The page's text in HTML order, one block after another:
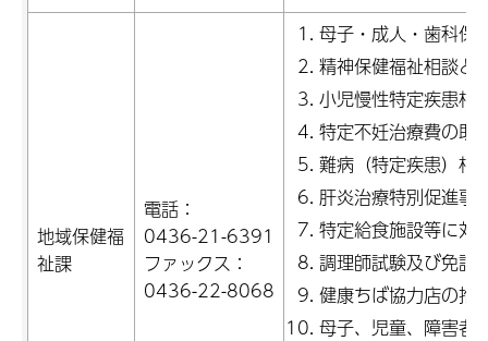
地域保健福
祉課
電話：
0436-21-6391
ファックス：
0436-22-8068
母子・成人・歯科保
精神保健福祉相談と
小児慢性特定疾患相
特定不妊治療費の助
難病（特定疾患）相
肝炎治療特別促進事
特定給食施設等に対
調理師試験及び免許
健康ちば協力店の推
母子、児童、障害者